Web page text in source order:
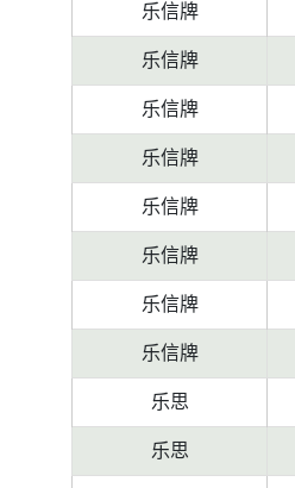
乐信牌
乐信牌
乐信牌
乐信牌
乐信牌
乐信牌
乐信牌
乐信牌
乐思
乐思